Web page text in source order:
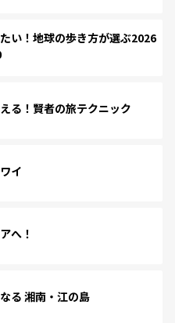
い！地球の歩き方が選ぶ2026
る！賢者の旅テクニック
イ
へ！
る 湘南・江の島